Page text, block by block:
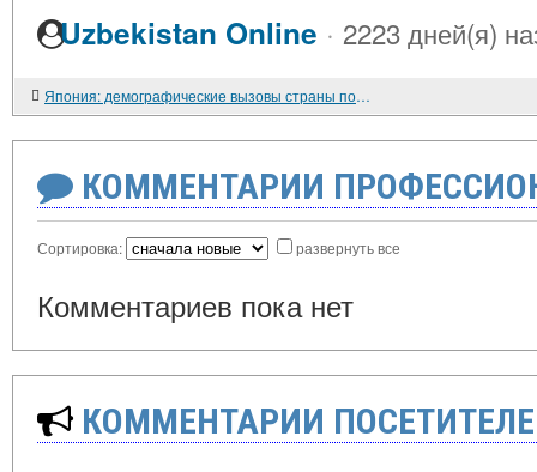
Uzbekistan Online · 2223 дней(я)
Япония: демографические вызовы страны пожилых людей и «единичных паразитов»
КОММЕНТАРИИ
Сортировка: развернуть все
Комментариев пока нет
КОММЕНТАРИИ